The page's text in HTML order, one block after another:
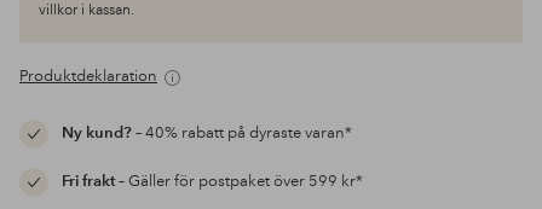
villkor i kassan.
Produktdeklaration
Ny kund?– 40% rabatt på dyraste varan*
Fri frakt– Gäller för postpaket över 599 kr*